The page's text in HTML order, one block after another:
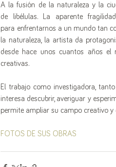
A la fusión de la naturaleza y la
de libélulas. La aparente
para enfrentarnos a un mundo tan
la naturaleza, la artista da
desde hace unos cuantos años el
creativas.
El trabajo como investigadora,
interesa descubrir, averiguar y
permite ampliar su campo creativo y
FOTOS DE SUS OBRAS